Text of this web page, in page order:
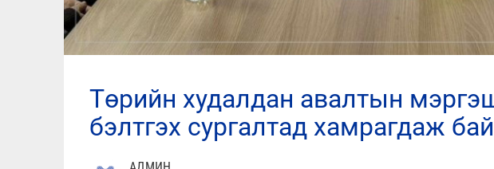
төрийн худалдан авалтын мэргэшсэн ажилтан
бэлтгэх сургалтад хамрагдаж